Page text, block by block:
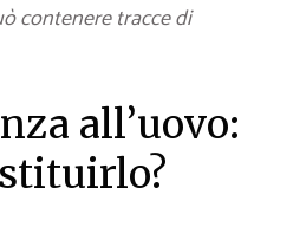
contenere tracce di
all’uovo: